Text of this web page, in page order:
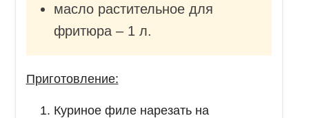
масло растительное для
фритюра – 1 л.
Приготовление:
Куриное филе нарезать на